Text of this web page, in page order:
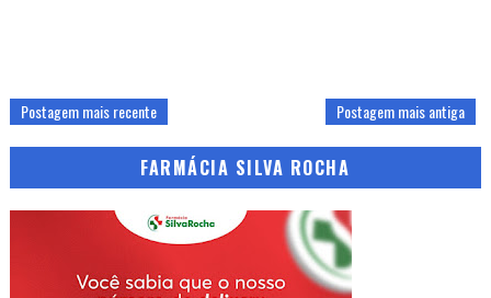
Postagem mais recente Postagem mais antiga
FARMÁCIA SILVA ROCHA